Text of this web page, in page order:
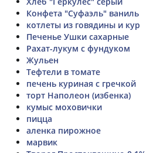
Конфета "Суфаэль" ваниль
котлеты из говядины и кур
Печенье Ушки сахарные
Рахат-лукум с фундуком
Жульен
Тефтели в томате
печень куриная с гречкой
торт Наполеон (избенка)
кумыс моховички
пицца
аленка пирожное
марвик